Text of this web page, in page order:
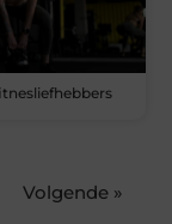
Volgende »